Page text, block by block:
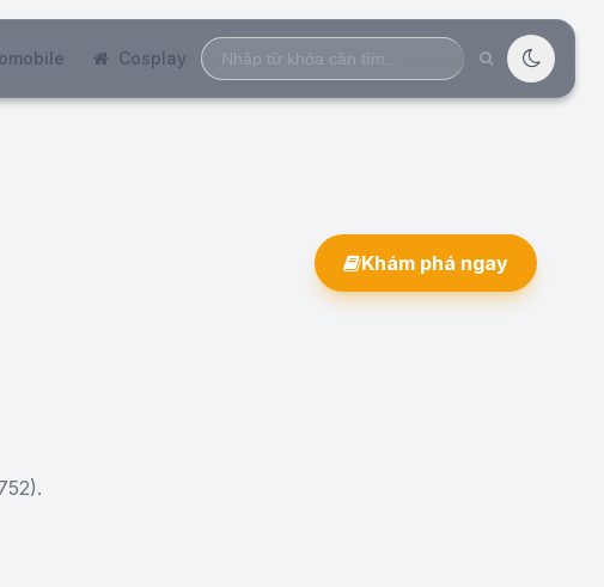
Cosplay
Search
for:
Khám phá ngay